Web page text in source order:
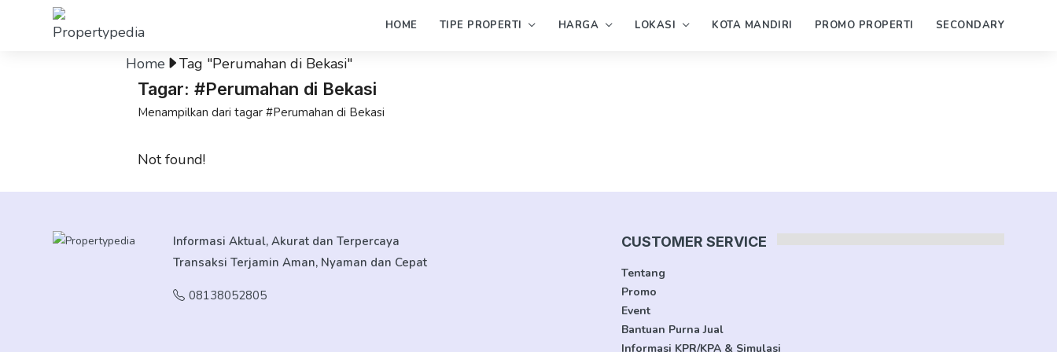
HOME TIPE PROPERTI HARGA LOKASI KOTA MANDIRI PROMO PROPERTI SECONDARY
Home Tag "Perumahan di Bekasi"
Tagar: #Perumahan di Bekasi
Menampilkan dari tagar #Perumahan di Bekasi
Not found!
Informasi Aktual, Akurat dan Terpercaya
Transaksi Terjamin Aman, Nyaman dan Cepat
08138052805
CUSTOMER SERVICE
Tentang
Promo
Event
Bantuan Purna Jual
Informasi KPR/KPA & Simulasi